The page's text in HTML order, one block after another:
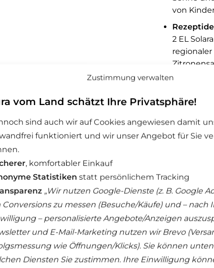
Zustimmung verwalten
vom Land schätzt Ihre Privatsphäre!
sind auch wir auf Cookies angewiesen damit
funktioniert und wir unser Angebot für Sie
, komfortabler Einkauf
Statistiken statt persönlichem Tracking
„Wir nutzen Google-Dienste (z. B. Google
Conversions zu messen (Besuche/Käufe) und – nach
– personalisierte Angebote/Anzeigen
und E-Mail-Marketing nutzen wir Brevo
wie Öffnungen/Klicks). Sie können
Diensten Sie zustimmen. Ihre Einwilligung
von
2 EL
regionaler
Öl
cremige
Kräutern